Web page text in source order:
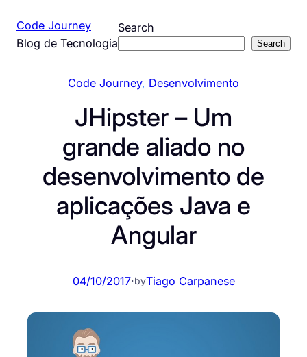
para
Code Journey
Blog de Tecnologia
Search
Search
Code Journey, Desenvolvimento
JHipster – Um
grande aliado no
desenvolvimento de
aplicações Java e
Angular
04/10/2017·byTiago Carpanese